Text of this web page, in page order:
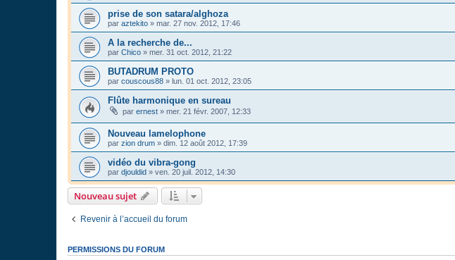
prise de son satara/alghoza
par aztekito » mar. 27 nov. 2012, 17:46
A la recherche de...
par Chico » mer. 31 oct. 2012, 21:22
BUTADRUM PROTO
par couscous88 » lun. 01 oct. 2012, 23:05
Flûte harmonique en sureau
par ernest » mer. 21 févr. 2007, 12:33
Nouveau lamelophone
par zion drum » dim. 12 août 2012, 17:39
vidéo du vibra-gong
par djouldid » ven. 20 juil. 2012, 14:30
Nouveau sujet
Revenir à l’accueil du forum
PERMISSIONS DU FORUM